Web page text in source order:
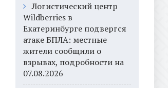
Логистический центр
Wildberries в
Екатеринбурге подвергся
атаке БПЛА: местные
жители сообщили о
взрывах, подробности на
07.08.2026